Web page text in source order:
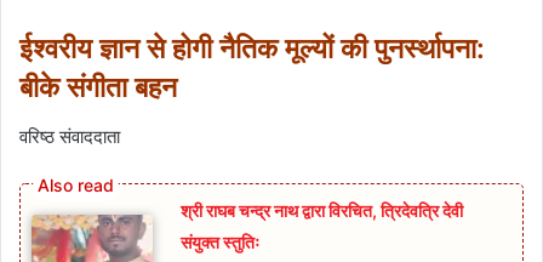
ईश्वरीय ज्ञान से होगी नैतिक मूल्यों की पुनर्स्थापना:
बीके संगीता बहन
वरिष्ठ संवाददाता
श्री राघब चन्द्र नाथ द्वारा विरचित, त्रिदेवत्रि देवी
संयुक्त स्तुतिः